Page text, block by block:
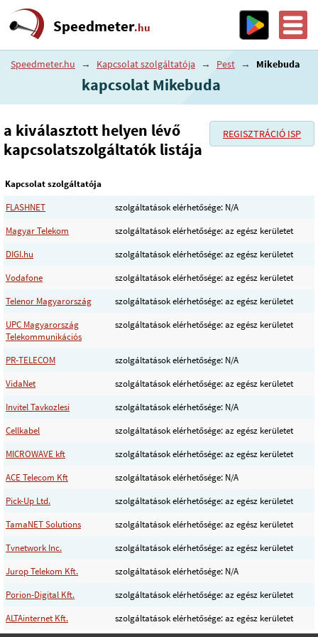
Speedmeter.hu
Speedmeter.hu → Kapcsolat szolgáltatója → Pest → Mikebuda
kapcsolat Mikebuda
REGISZTRÁCIÓ ISP
a kiválasztott helyen lévő
kapcsolatszolgáltatók listája
Kapcsolat szolgáltatója
FLASHNET
szolgáltatások elérhetősége: N/A
Magyar Telekom
szolgáltatások elérhetősége: az egész kerületet
DIGI.hu
szolgáltatások elérhetősége: az egész kerületet
Vodafone
szolgáltatások elérhetősége: az egész kerületet
Telenor Magyarország
szolgáltatások elérhetősége: az egész kerületet
UPC Magyarország
Telekommunikációs
szolgáltatások elérhetősége: az egész kerületet
PR-TELECOM
szolgáltatások elérhetősége: N/A
VidaNet
szolgáltatások elérhetősége: az egész kerületet
Invitel Tavkozlesi
szolgáltatások elérhetősége: N/A
Cellkabel
szolgáltatások elérhetősége: az egész kerületet
MICROWAVE kft
szolgáltatások elérhetősége: az egész kerületet
ACE Telecom Kft
szolgáltatások elérhetősége: N/A
Pick-Up Ltd.
szolgáltatások elérhetősége: az egész kerületet
TamaNET Solutions
szolgáltatások elérhetősége: az egész kerületet
Tvnetwork Inc.
szolgáltatások elérhetősége: az egész kerületet
Jurop Telekom Kft.
szolgáltatások elérhetősége: N/A
Porion-Digital Kft.
szolgáltatások elérhetősége: az egész kerületet
ALTAinternet Kft.
szolgáltatások elérhetősége: az egész kerületet